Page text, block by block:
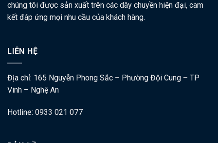
chúng tôi được sản xuất trên các dây chuyền hiện đại, cam
kết đáp ứng mọi nhu cầu của khách hàng.
LIÊN HỆ
Địa chỉ: 165 Nguyễn Phong Sắc – Phường Đội Cung – TP
Vinh – Nghệ An
Hotline: 0933 021 077